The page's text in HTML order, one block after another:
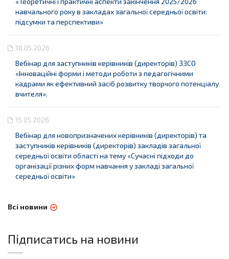
навчального року в закладах загальної середньої освіти:
підсумки та перспективи»
18.05.2026
Вебінар для заступників керівників (директорів) ЗЗСО
«Інноваційні форми і методи роботи з педагогічними
кадрами як ефективний засіб розвитку творчого потенціалу
вчителя».
15.05.2026
Вебінар для новопризначених керівників (директорів) та
заступників керівників (директорів) закладів загальної
середньої освіти області на тему «Сучасні підходи до
організації різних форм навчання у закладі загальної
середньої освіти»
Всі новини
Підписатись на новини